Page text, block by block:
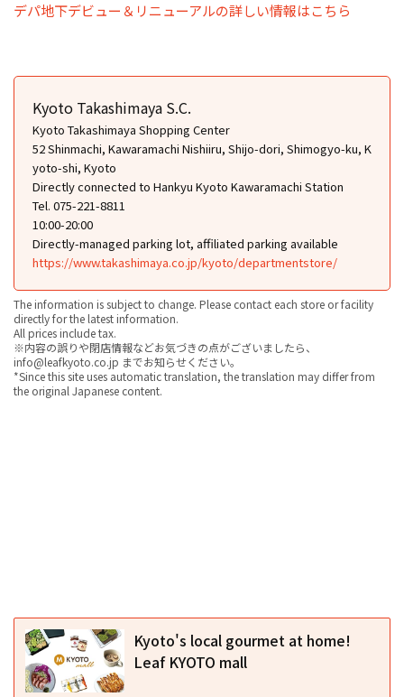
デパ地下デビュー＆リニューアルの詳しい情報はこちら
Kyoto Takashimaya S.C.
Kyoto Takashimaya Shopping Center
52 Shinmachi, Kawaramachi Nishiiru, Shijo-dori, Shimogyo-ku, K
yoto-shi, Kyoto
Directly connected to Hankyu Kyoto Kawaramachi Station
Tel. 075-221-8811
10:00-20:00
Directly-managed parking lot, affiliated parking available
https://www.takashimaya.co.jp/kyoto/departmentstore/
The information is subject to change. Please contact each store or facility
directly for the latest information.
All prices include tax.
※内容の誤りや閉店情報などお気づきの点がございましたら、
info@leafkyoto.co.jp までお知らせください。
*Since this site uses automatic translation, the translation may differ from
the original Japanese content.
Kyoto's local gourmet at home!
Leaf KYOTO mall